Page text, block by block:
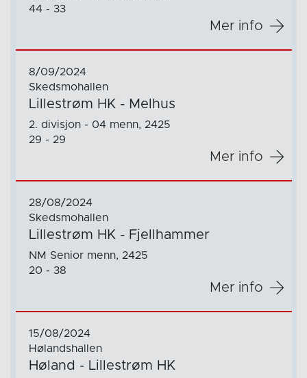
44 - 33
Mer info
8/09/2024
Skedsmohallen
Lillestrøm HK - Melhus
2. divisjon - 04 menn, 2425
29 - 29
Mer info
28/08/2024
Skedsmohallen
Lillestrøm HK - Fjellhammer
NM Senior menn, 2425
20 - 38
Mer info
15/08/2024
Hølandshallen
Høland - Lillestrøm HK